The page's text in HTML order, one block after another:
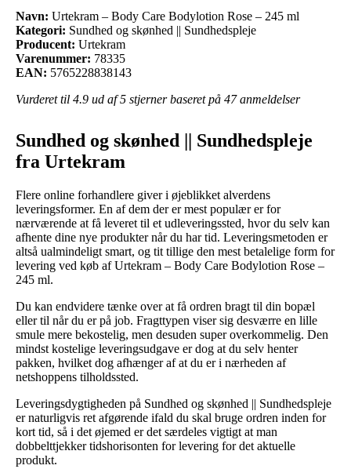
Navn: Urtekram – Body Care Bodylotion Rose – 245 ml
Kategori: Sundhed og skønhed || Sundhedspleje
Producent: Urtekram
Varenummer: 78335
EAN: 5765228838143
Vurderet til 4.9 ud af 5 stjerner baseret på 47anmeldelser
Sundhed og skønhed || Sundhedspleje
fra Urtekram
Flere online forhandlere giver i øjeblikket alverdens
leveringsformer. En af dem der er mest populær er for
nærværende at få leveret til et udleveringssted, hvor du selv kan
afhente dine nye produkter når du har tid. Leveringsmetoden er
altså ualmindeligt smart, og tit tillige den mest betalelige form for
levering ved køb af Urtekram – Body Care Bodylotion Rose –
245 ml.
Du kan endvidere tænke over at få ordren bragt til din bopæl
eller til når du er på job. Fragttypen viser sig desværre en lille
smule mere bekostelig, men desuden super overkommelig. Den
mindst kostelige leveringsudgave er dog at du selv henter
pakken, hvilket dog afhænger af at du er i nærheden af
netshoppens tilholdssted.
Leveringsdygtigheden på Sundhed og skønhed || Sundhedspleje
er naturligvis ret afgørende ifald du skal bruge ordren inden for
kort tid, så i det øjemed er det særdeles vigtigt at man
dobbelttjekker tidshorisonten for levering for det aktuelle
produkt.